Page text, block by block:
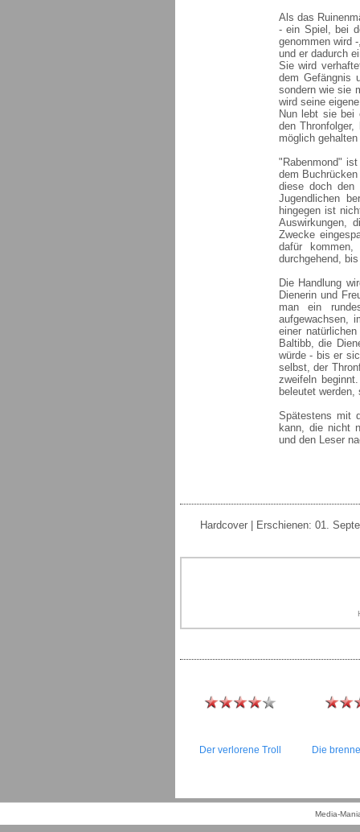
Als das
- ein Spiel, bei
genommen wird
und er dadurch
Sie wird
dem Gefängnis
sondern wie sie
wird seine
Nun lebt sie bei
den
möglich
"Rabenmond"
dem
diese doch den
Jugendlichen
hingegen ist
Auswirkungen,
Zwecke
dafür
durchgehend,
Die Handlung
Dienerin und
man ein
aufgewachsen,
einer
Baltibb, die
würde - bis er
selbst, der
zweifeln
beleutet
Spätestens mit
kann, die nicht
und den Leser
Hardcover | Erschienen: 01.
Der verlorene Troll Die
Media-